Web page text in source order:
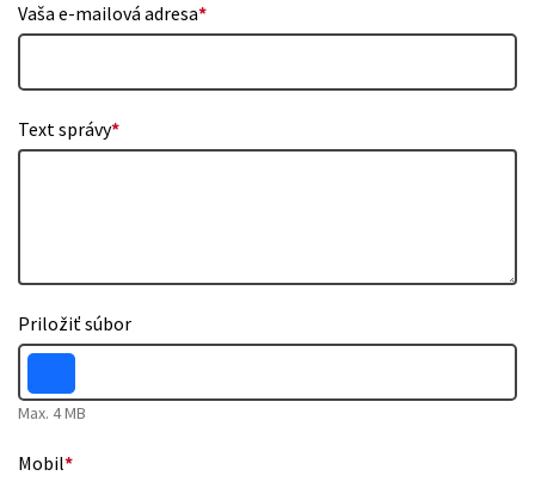
Vaša e-mailová adresa*
Text správy*
Priložiť súbor
Max. 4 MB
Mobil*